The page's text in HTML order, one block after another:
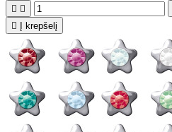
 

Į krepšelį